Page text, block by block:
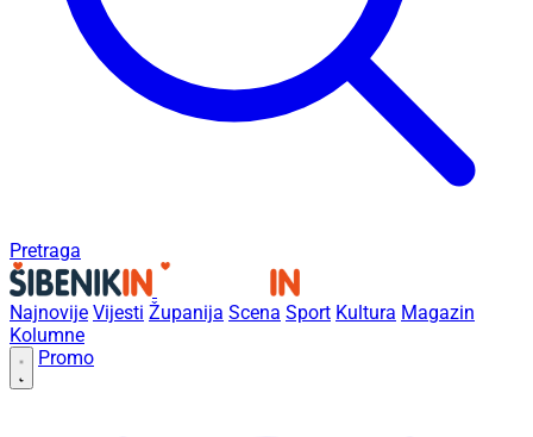
Pretraga
Najnovije Vijesti Županija Scena Sport Kultura Magazin
Kolumne
Promo